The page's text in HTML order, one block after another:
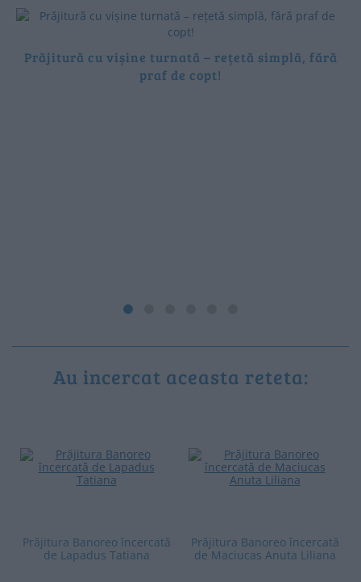
Prăjitură cu vișine turnată – rețetă simplă, fără
praf de copt!
Au incercat aceasta reteta:
Prăjitura Banoreo încercată
de Lapadus Tatiana
Prăjitura Banoreo încercată
de Maciucas Anuta Liliana